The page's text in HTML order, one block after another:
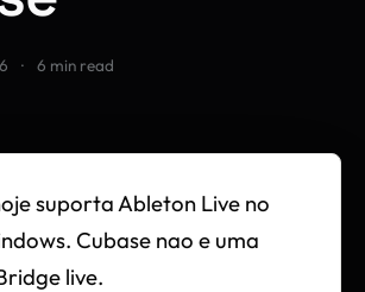
· 6 min read
suporta Ableton Live no
Cubase nao e uma
live.